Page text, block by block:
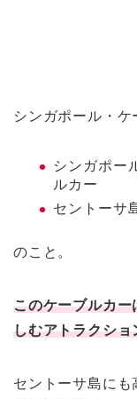
シンガポール・ケ
シンガポー
ルカー
セントーサ
のこと。
このケーブルカ
しむアトラクショ
セントーサ島に